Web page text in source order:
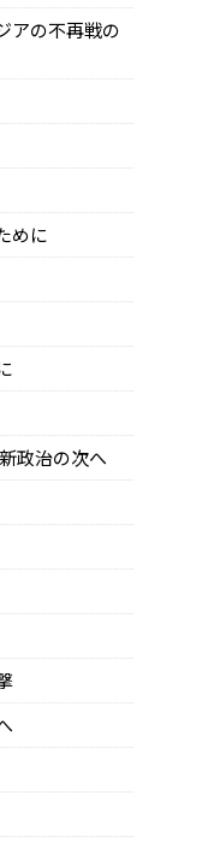
の不再戦の
めに
政治の次へ